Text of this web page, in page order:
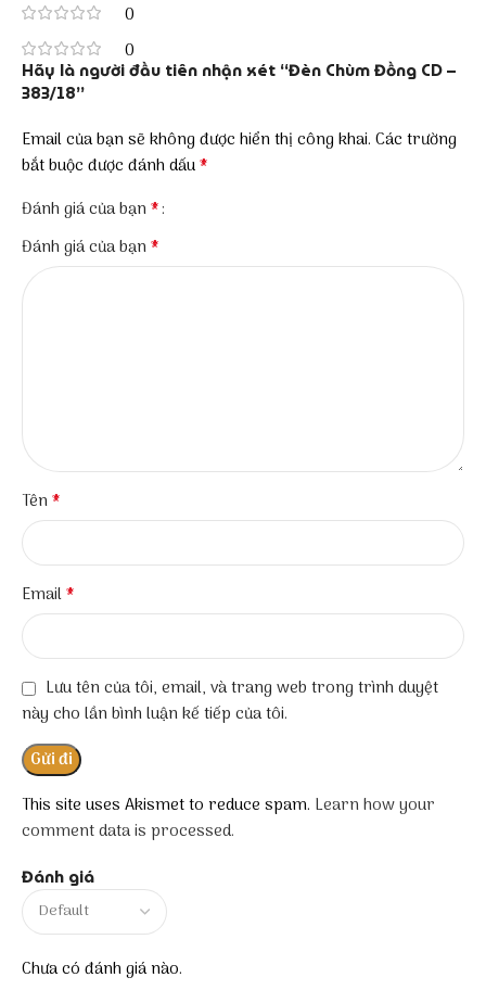
0
0
Đánh giá
Chưa có đánh giá nào.
Hãy là người đầu tiên nhận xét “Đèn Chùm Đồng CD –
383/18”
Email của bạn sẽ không được hiển thị công khai. Các trường
bắt buộc được đánh dấu*
Đánh giá của bạn*
Đánh giá của bạn*
Tên*
Email*
Lưu tên của tôi, email, và trang web trong trình duyệt
này cho lần bình luận kế tiếp của tôi.
This site uses Akismet to reduce spam. Learn how your
comment data is processed.